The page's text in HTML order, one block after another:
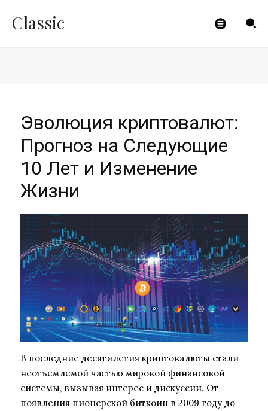
ClassicCLICKPAYMENTS
Эволюция криптовалют:
Прогноз на Следующие
10 Лет и Изменение
Жизни
В последние десятилетия криптовалюты стали
неотъемлемой частью мировой финансовой
системы, вызывая интерес и дискуссии. От
появления пионерской биткоин в 2009 году до